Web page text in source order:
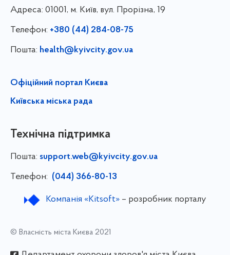
Адреса: 01001, м. Київ, вул. Прорізна, 19
Телефон: +380 (44) 284-08-75
Пошта: health@kyivcity.gov.ua
Офіційний портал Києва
Київська міська рада
Технічна підтримка
Пошта: support.web@kyivcity.gov.ua
Телефон: (044) 366-80-13
Компанія «Kitsoft»– розробник порталу
© Власність міста Києва 2021